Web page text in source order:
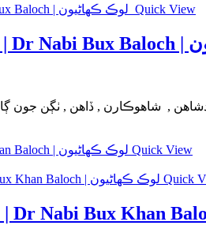
Quick View
Quick View
Quick